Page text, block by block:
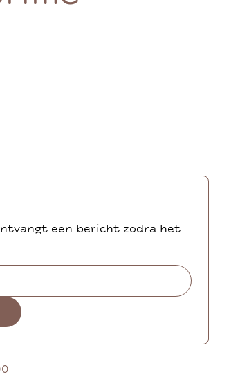
een bericht zodra het